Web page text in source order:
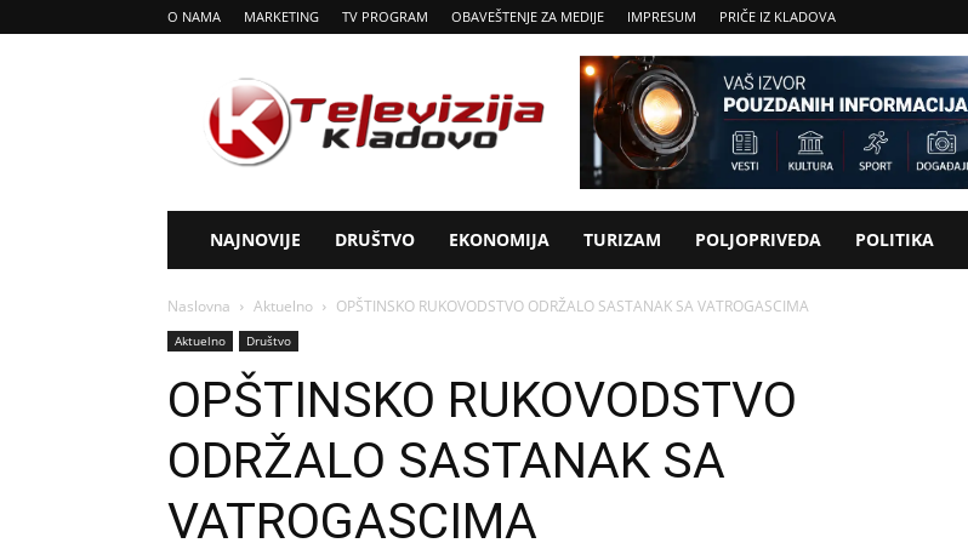
O NAMA MARKETING TV PROGRAM OBAVEŠTENJE ZA MEDIJE IMPRESUM PRIČE IZ KLADOVA
Tv
Kladovo
NAJNOVIJE DRUŠTVO EKONOMIJA TURIZAM POLJOPRIVEDA POLITIKA
Naslovna Aktuelno OPŠTINSKO RUKOVODSTVO ODRŽALO SASTANAK SA VATROGASCIMA
Aktuelno Društvo
OPŠTINSKO RUKOVODSTVO
ODRŽALO SASTANAK SA
VATROGASCIMA